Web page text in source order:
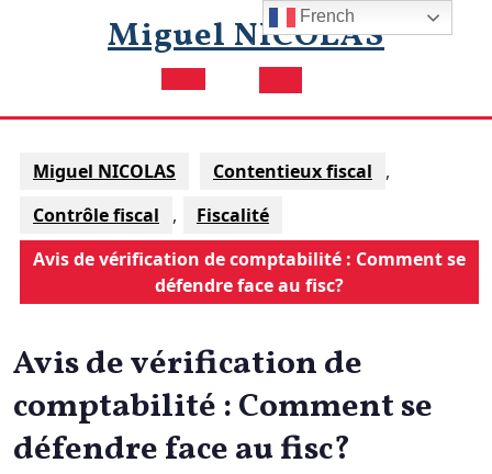
Miguel NICOLAS
Open
Miguel NICOLAS Contentieux fiscal
,
Contrôle fiscal
,
Fiscalité
Avis de vérification de comptabilité : Comment se
défendre face au fisc?
Avis de vérification de
comptabilité : Comment se
défendre face au fisc?
French